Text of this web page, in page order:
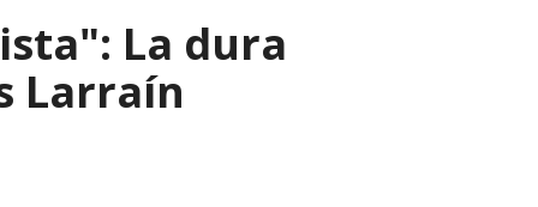
La dura
Larraín